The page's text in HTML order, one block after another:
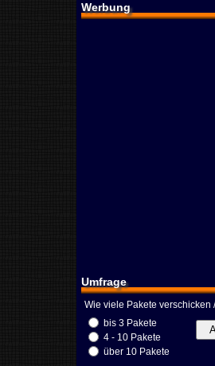
Werbung
Umfrage
Wie viele Pakete verschicken
bis 3 Pakete
4 - 10 Pakete
über 10 Pakete